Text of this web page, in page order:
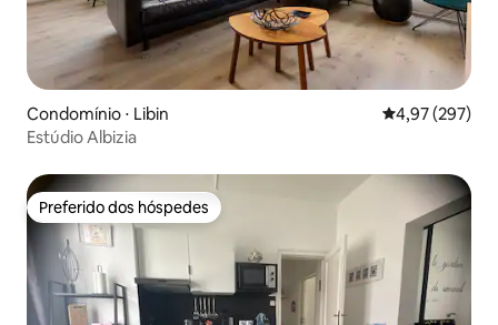
Condomínio ⋅ Libin 4,97 de uma
4,97 (297)
Estúdio Albizia
Preferido dos hóspedes
Preferido dos hóspedes